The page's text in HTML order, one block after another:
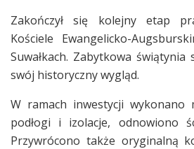
Zakończył się kolejny etap
Kościele Ewangelicko-
Suwałkach. Zabytkowa
swój historyczny wygląd.
W ramach inwestycji wykonano
podłogi i izolacje, odnowiono
Przywrócono także oryginalną